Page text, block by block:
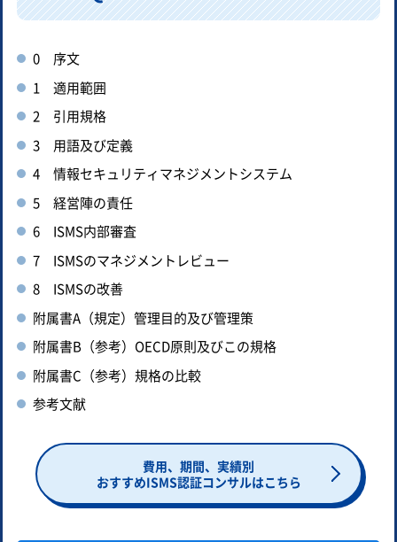
0 序文
1 適用範囲
2 引用規格
3 用語及び定義
4 情報セキュリティマネジメントシステム
5 経営陣の責任
6 ISMS内部審査
7 ISMSのマネジメントレビュー
8 ISMSの改善
附属書A（規定）管理目的及び管理策
附属書B（参考）OECD原則及びこの規格
附属書C（参考）規格の比較
参考文献
費用、期間、実績別
おすすめISMS認証コンサルはこちら